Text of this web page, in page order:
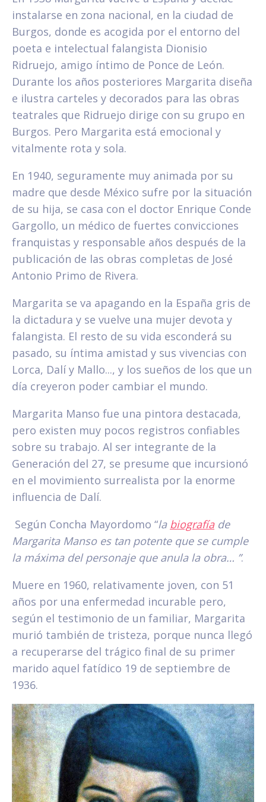
instalarse en zona nacional, en la ciudad de
Burgos, donde es acogida por el entorno del
poeta e intelectual falangista Dionisio
Ridruejo, amigo íntimo de Ponce de León.
Durante los años posteriores Margarita diseña
e ilustra carteles y decorados para las obras
teatrales que Ridruejo dirige con su grupo en
Burgos. Pero Margarita está emocional y
vitalmente rota y sola.
En 1940, seguramente muy animada por su
madre que desde México sufre por la situación
de su hija, se casa con el doctor Enrique Conde
Gargollo, un médico de fuertes convicciones
franquistas y responsable años después de la
publicación de las obras completas de José
Antonio Primo de Rivera.
Margarita se va apagando en la España gris de
la dictadura y se vuelve una mujer devota y
falangista. El resto de su vida esconderá su
pasado, su íntima amistad y sus vivencias con
Lorca, Dalí y Mallo..., y los sueños de los que un
día creyeron poder cambiar el mundo.
Margarita Manso fue una pintora destacada,
pero existen muy pocos registros confiables
sobre su trabajo. Al ser integrante de la
Generación del 27, se presume que incursionó
en el movimiento surrealista por la enorme
influencia de Dalí.
Según Concha Mayordomo “la biografíade
Margarita Manso es tan potente que se cumple
la máxima del personaje que anula la obra… ”.
Muere en 1960, relativamente joven, con 51
años por una enfermedad incurable pero,
según el testimonio de un familiar, Margarita
murió también de tristeza, porque nunca llegó
a recuperarse del trágico final de su primer
marido aquel fatídico 19 de septiembre de
1936.